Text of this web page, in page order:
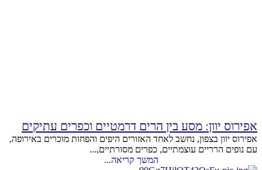
אפירוס יוון: מסע בין הרים דרמטיים וכפרים עתיקים
אפירוס יוון בצפון, נחשב לאחד האזורים היפים והפחות מוכרים באירופה,
עם נופים הרריים עוצמתיים, כפרים מסורתיים,...
המשך קריאה...